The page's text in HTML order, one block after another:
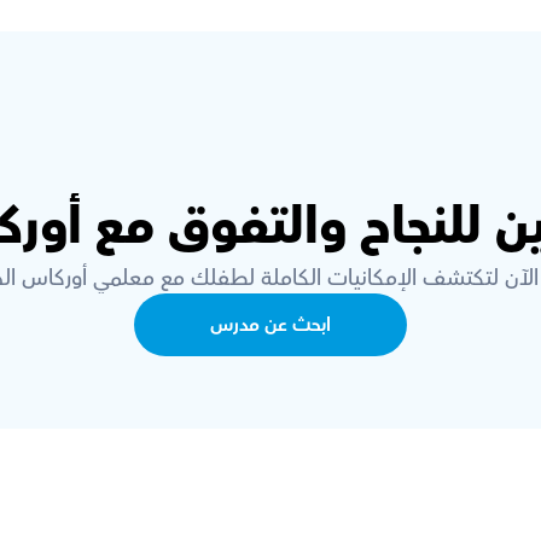
للنجاح والتفوق مع
الآن لتكتشف الإمكانيات الكاملة لطفلك مع معلمي أوركاس
ابحث عن مدرس